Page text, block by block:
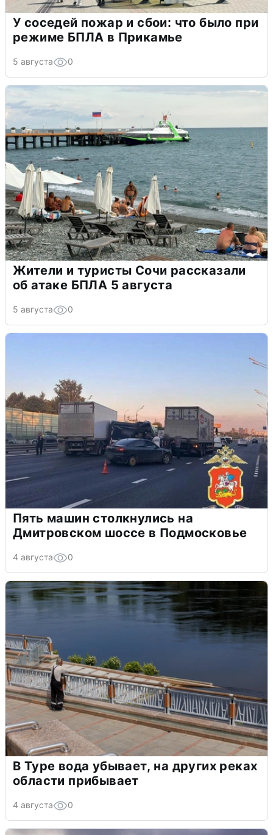
У соседей пожар и сбои: что было при
режиме БПЛА в Прикамье
5 августа 0
Жители и туристы Сочи рассказали
об атаке БПЛА 5 августа
5 августа 0
Пять машин столкнулись на
Дмитровском шоссе в Подмосковье
4 августа 0
В Туре вода убывает, на других реках
области прибывает
4 августа 0